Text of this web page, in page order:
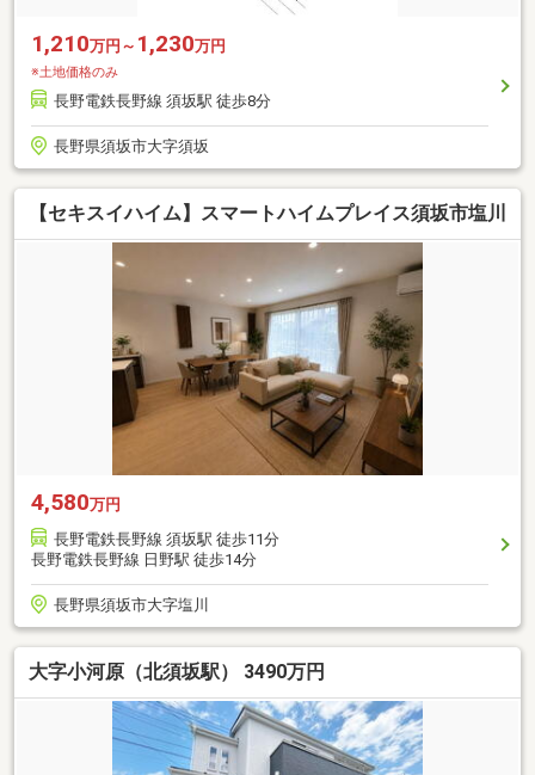
1,210万円～ 1,230万円
※土地価格のみ
長野電鉄長野線 須坂駅 徒歩8分
長野県須坂市大字須坂
【セキスイハイム】スマートハイムプレイス須坂市塩川
4,580万円
長野電鉄長野線 須坂駅 徒歩11分
長野電鉄長野線 日野駅 徒歩14分
長野県須坂市大字塩川
大字小河原（北須坂駅） 3490万円